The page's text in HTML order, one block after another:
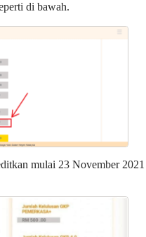
di bawah.
mulai 23 November 2021